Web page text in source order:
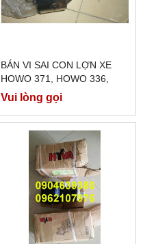
BÁN VI SAI CON LỢN XE
HOWO 371, HOWO 336,
HOWO A7
Vui lòng gọi